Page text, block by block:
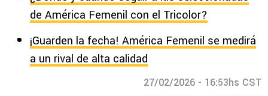
de América Femenil con el Tricolor?
¡Guarden la fecha! América Femenil se medirá
a un rival de alta calidad
27/02/2026 - 16:53hs CST